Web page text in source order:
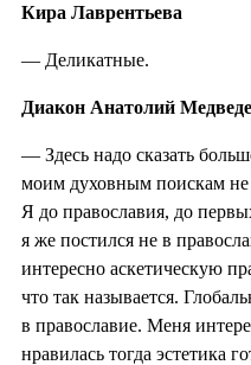
Кира Лаврентьева
— Деликатные.
Диакон Анатолий
— Здесь надо сказать
моим духовным поискам не
Я до православия, до
я же постился не в
интересно аскетическую
что так называется.
в православие. Меня
нравилась тогда эстетика